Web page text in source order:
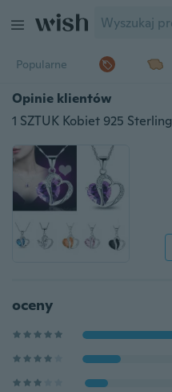
Popularne
Opinie klientów
oceny